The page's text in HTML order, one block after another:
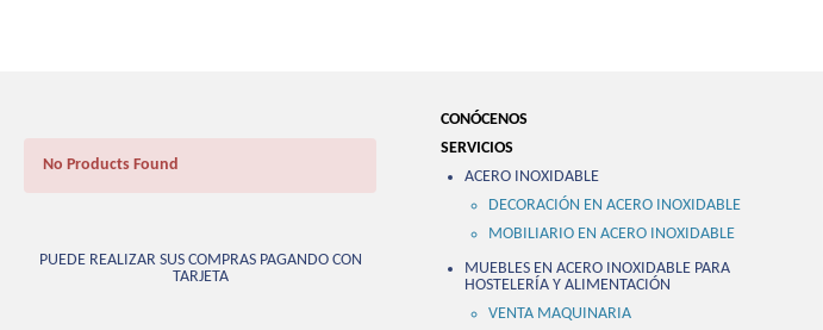
No Products Found
PUEDE REALIZAR SUS COMPRAS PAGANDO CON
TARJETA
CONÓCENOS
SERVICIOS
ACERO INOXIDABLE
DECORACIÓN EN ACERO INOXIDABLE
MOBILIARIO EN ACERO INOXIDABLE
MUEBLES EN ACERO INOXIDABLE PARA
HOSTELERÍA Y ALIMENTACIÓN
VENTA MAQUINARIA